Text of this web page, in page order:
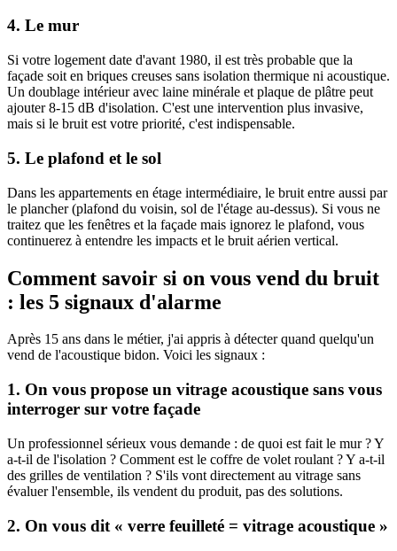
4. Le mur
Si votre logement date d'avant 1980, il est très probable que la
façade soit en briques creuses sans isolation thermique ni acoustique.
Un doublage intérieur avec laine minérale et plaque de plâtre peut
ajouter 8-15 dB d'isolation. C'est une intervention plus invasive,
mais si le bruit est votre priorité, c'est indispensable.
5. Le plafond et le sol
Dans les appartements en étage intermédiaire, le bruit entre aussi par
le plancher (plafond du voisin, sol de l'étage au-dessus). Si vous ne
traitez que les fenêtres et la façade mais ignorez le plafond, vous
continuerez à entendre les impacts et le bruit aérien vertical.
Comment savoir si on vous vend du bruit
: les 5 signaux d'alarme
Après 15 ans dans le métier, j'ai appris à détecter quand quelqu'un
vend de l'acoustique bidon. Voici les signaux :
1. On vous propose un vitrage acoustique sans vous
interroger sur votre façade
Un professionnel sérieux vous demande : de quoi est fait le mur ? Y
a-t-il de l'isolation ? Comment est le coffre de volet roulant ? Y a-t-il
des grilles de ventilation ? S'ils vont directement au vitrage sans
évaluer l'ensemble, ils vendent du produit, pas des solutions.
2. On vous dit « verre feuilleté = vitrage acoustique »